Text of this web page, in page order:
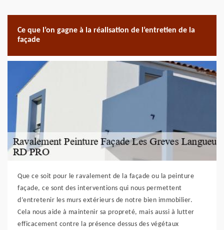
Ce que l’on gagne à la réalisation de l’entretien de la
façade
Que ce soit pour le ravalement de la façade ou la peinture
façade, ce sont des interventions qui nous permettent
d’entretenir les murs extérieurs de notre bien immobilier.
Cela nous aide à maintenir sa propreté, mais aussi à lutter
efficacement contre la présence dessus des végétaux